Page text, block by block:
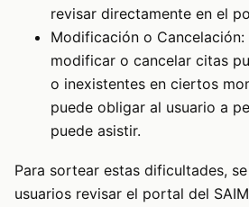
revisar directamente en el
Modificación o
modificar o cancelar citas
o inexistentes en ciertos
puede obligar al usuario a
puede asistir.
Para sortear estas dificultades,
usuarios revisar el portal del